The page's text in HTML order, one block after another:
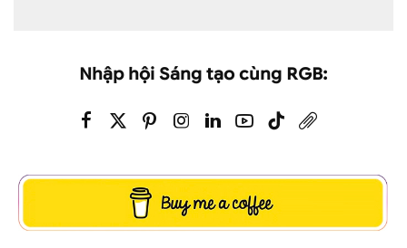
Nhập hội Sáng tạo cùng RGB: